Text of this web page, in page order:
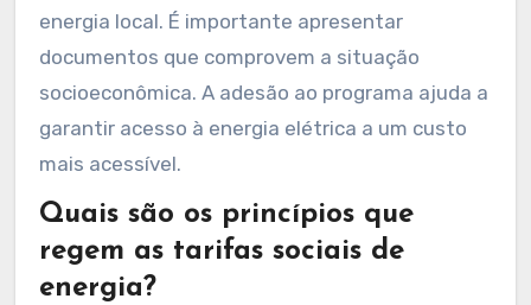
energia local. É importante apresentar
documentos que comprovem a situação
socioeconômica. A adesão ao programa ajuda a
garantir acesso à energia elétrica a um custo
mais acessível.
Quais são os princípios que
regem as tarifas sociais de
energia?